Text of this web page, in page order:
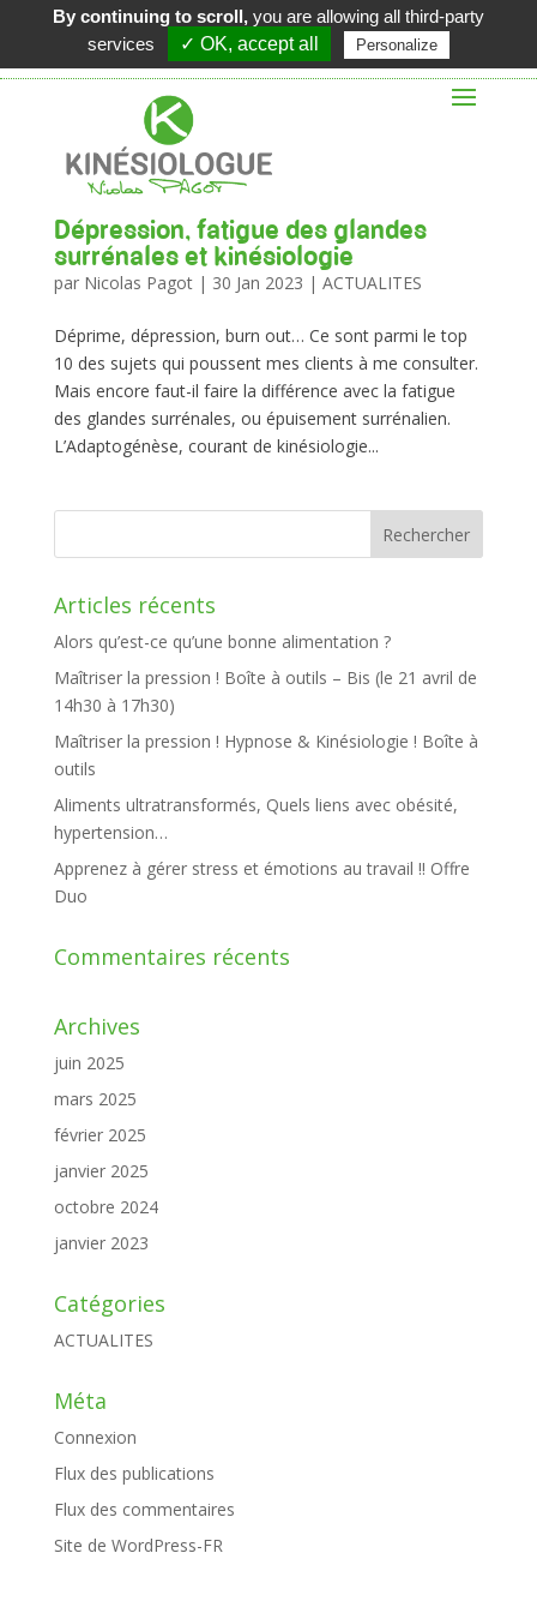
06 62 48 02 62
Dépression, fatigue des glandes
surrénales et kinésiologie
par Nicolas Pagot| 30 Jan 2023 | ACTUALITES
Déprime, dépression, burn out… Ce sont parmi le top
10 des sujets qui poussent mes clients à me consulter.
Mais encore faut-il faire la différence avec la fatigue
des glandes surrénales, ou épuisement surrénalien.
L’Adaptogénèse, courant de kinésiologie...
Articles récents
Alors qu’est-ce qu’une bonne alimentation ?
Maîtriser la pression ! Boîte à outils – Bis (le 21 avril de
14h30 à 17h30)
Maîtriser la pression ! Hypnose & Kinésiologie ! Boîte à
outils
Aliments ultratransformés, Quels liens avec obésité,
hypertension…
Apprenez à gérer stress et émotions au travail !! Offre
Duo
Commentaires récents
Archives
juin 2025
mars 2025
février 2025
janvier 2025
octobre 2024
janvier 2023
Catégories
ACTUALITES
Méta
Connexion
Flux des publications
Flux des commentaires
Site de WordPress-FR
By continuing to scroll,you are allowing all third-party
services
✓ OK, accept all Personalize